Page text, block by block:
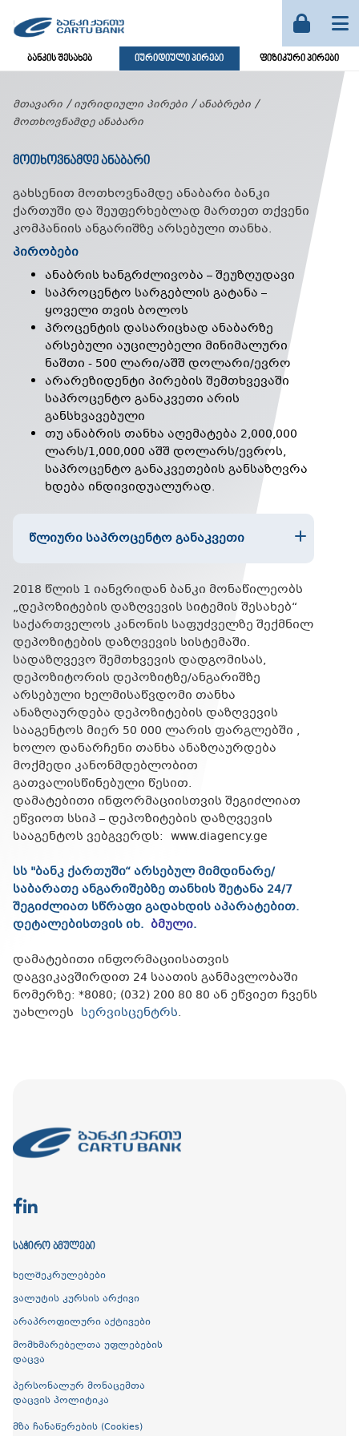
ბანკის შესახებ იურიდიული პირები ფიზიკური პირები
მთავარი იურიდიული პირები
ანაბრები
მოთხოვნამდე ანაბარი
ᲛᲝᲗᲮᲝᲕᲜᲐᲛᲓᲔ ᲐᲜᲐᲑᲐᲠᲘ
გახსენით მოთხოვნამდე ანაბარი ბანკი
ქართუში და შეუფერხებლად მართეთ თქვენი
კომპანიის ანგარიშზე არსებული თანხა.
პირობები
ანაბრის ხანგრძლივობა – შეუზღუდავი
საპროცენტო სარგებლის გატანა –
ყოველი თვის ბოლოს
პროცენტის დასარიცხად ანაბარზე
არსებული აუცილებელი მინიმალური
ნაშთი - 500 ლარი/აშშ დოლარი/ევრო
არარეზიდენტი პირების შემთხვევაში
საპროცენტო განაკვეთი არის
განსხვავებული
თუ ანაბრის თანხა აღემატება 2,000,000
ლარს/1,000,000 აშშ დოლარს/ევროს,
საპროცენტო განაკვეთების განსაზღვრა
ხდება ინდივიდუალურად.
ᲬᲚᲘᲣᲠᲘ ᲡᲐᲞᲠᲝᲪᲔᲜᲢᲝ ᲒᲐᲜᲐᲙᲕᲔᲗᲘ
2018 წლის 1 იანვრიდან ბანკი მონაწილეობს
„დეპოზიტების დაზღვევის სიტემის შესახებ“
საქართველოს კანონის საფუძველზე შექმნილ
დეპოზიტების დაზღვევის სისტემაში.
სადაზღვევო შემთხვევის დადგომისას,
დეპოზიტორის დეპოზიტზე/ანგარიშზე
არსებული ხელმისაწვდომი თანხა
ანაზღაურდება დეპოზიტების დაზღვევის
სააგენტოს მიერ 50 000 ლარის ფარგლებში ,
ხოლო დანარჩენი თანხა ანაზღაურდება
მოქმედი კანონმდებლობით
გათვალისწინებული წესით.
დამატებითი ინფორმაციისთვის შეგიძლიათ
ეწვიოთ სსიპ – დეპოზიტების დაზღვევის
სააგენტოს ვებგვერდს: www.diagency.ge
სს "ბანკ ქართუში“ არსებულ მიმდინარე/
საბარათე ანგარიშებზე თანხის შეტანა 24/7
შეგიძლიათ სწრაფი გადახდის აპარატებით.
დეტალებისთვის იხ. ბმული.
დამატებითი ინფორმაციისათვის
დაგვიკავშირდით 24 საათის განმავლობაში
ნომერზე: *8080; (032) 200 80 80 ან ეწვიეთ ჩვენს
უახლოეს სერვისცენტრს.
ᲡᲐᲭᲘᲠᲝ ᲑᲛᲣᲚᲔᲑᲘ
ხელშეკრულებები
ვალუტის კურსის არქივი
არაპროფილური აქტივები
მომხმარებელთა უფლებების
დაცვა
პერსონალურ მონაცემთა
დაცვის პოლიტიკა
მზა ჩანაწერების (Cookies)